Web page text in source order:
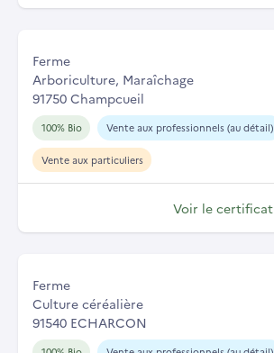
Ferme
Arboriculture, Maraîchage
91750 Champcueil
100% Bio Vente aux professionnels (au détail)
Vente aux particuliers
Voir le certificat
Ferme
Culture céréalière
91540 ECHARCON